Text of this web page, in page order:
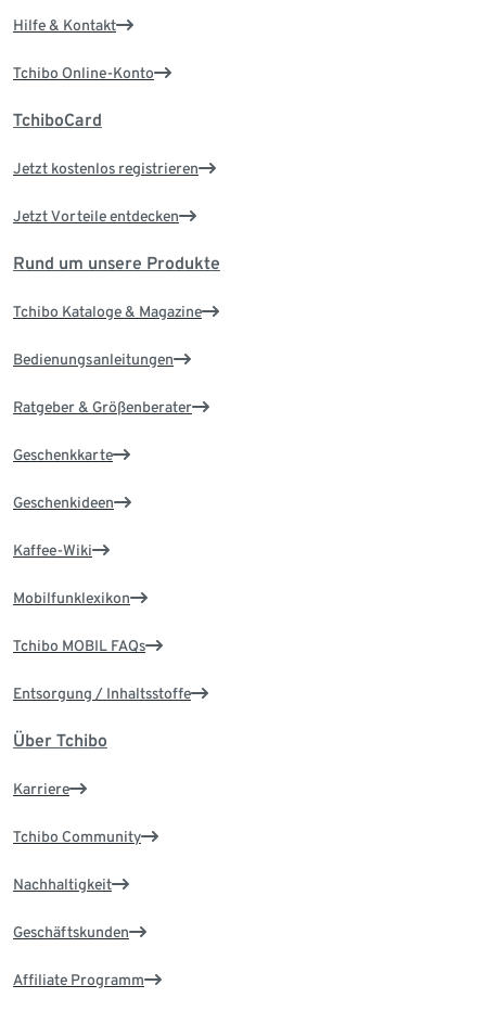
Hilfe & Kontakt
Tchibo Online-Konto
TchiboCard
Jetzt kostenlos registrieren
Jetzt Vorteile entdecken
Rund um unsere Produkte
Tchibo Kataloge & Magazine
Bedienungsanleitungen
Ratgeber & Größenberater
Geschenkkarte
Geschenkideen
Kaffee-Wiki
Mobilfunklexikon
Tchibo MOBIL FAQs
Entsorgung / Inhaltsstoffe
Über Tchibo
Karriere
Tchibo Community
Nachhaltigkeit
Geschäftskunden
Affiliate Programm